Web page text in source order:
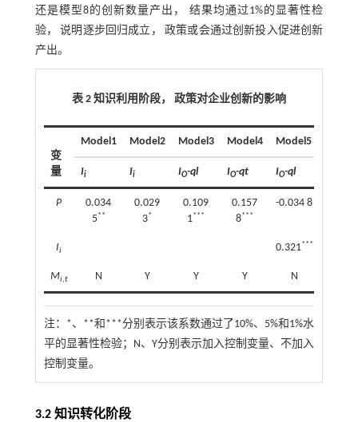
还是模型8的创新数量产出， 结果均通过1%的显著性检
验， 说明逐步回归成立， 政策或会通过创新投入促进创新
产出。
表 2 知识利用阶段， 政策对企业创新的影响
变
量
Model1 Model2 Model3 Model4 Model5
Ii Ii IO-ql IO-qt IO-ql
P
0.034
5**
0.029
3*
0.109
1***
0.157
8***
-0.034 8
Ii 0.321***
Mi,t N Y Y Y N
注： *、**和***分别表示该系数通过了10%、5%和1%水
平的显著性检验；N、Y分别表示加入控制变量、不加入
控制变量。
3.2 知识转化阶段